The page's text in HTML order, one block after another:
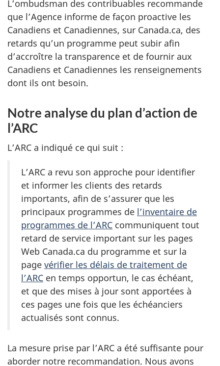
L’ombudsman des contribuables recommande
que l’Agence informe de façon proactive les
Canadiens et Canadiennes, sur Canada.ca, des
retards qu’un programme peut subir afin
d’accroître la transparence et de fournir aux
Canadiens et Canadiennes les renseignements
dont ils ont besoin.
Notre analyse du plan d’action de
l’ARC
L’ARC a indiqué ce qui suit :
L’ARC a revu son approche pour identifier
et informer les clients des retards
importants, afin de s’assurer que les
principaux programmes de l’inventaire de
programmes de l’ARC communiquent tout
retard de service important sur les pages
Web Canada.ca du programme et sur la
page vérifier les délais de traitement de
l’ARC en temps opportun, le cas échéant,
et que des mises à jour sont apportées à
ces pages une fois que les échéanciers
actualisés sont connus.
La mesure prise par l’ARC a été suffisante pour
aborder notre recommandation. Nous avons